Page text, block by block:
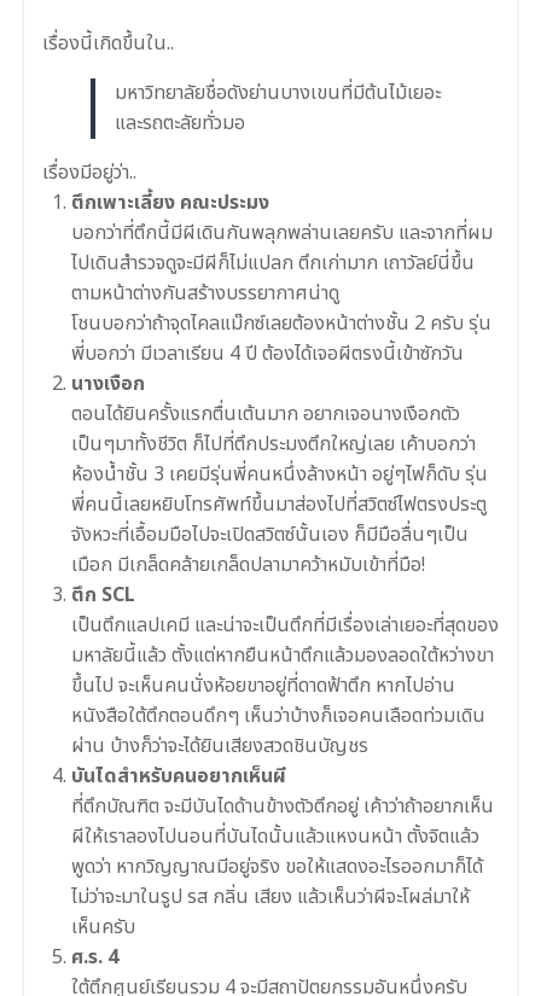
เรื่องนี้เกิดขึ้นใน..
มหาวิทยาลัยชื่อดังย่านบางเขนที่มีต้นไม้เยอะ
และรถตะลัยทั่วมอ
เรื่องมีอยู่ว่า..
ตึกเพาะเลี้ยง คณะประมง
บอกว่าที่ตึกนี้มีผีเดินกันพลุกพล่านเลยครับ และจากที่ผม
ไปเดินสำรวจดูจะมีผีก็ไม่แปลก ตึกเก่ามาก เถาวัลย์นี่ขึ้น
ตามหน้าต่างกันสร้างบรรยากาศน่าดู
โชนบอกว่าถ้าจุดไคลแม๊กซ์เลยต้องหน้าต่างชั้น 2 ครับ รุ่น
พี่บอกว่า มีเวลาเรียน 4 ปี ต้องได้เจอผีตรงนี้เข้าซักวัน
นางเงือก
ตอนได้ยินครั้งแรกตื่นเต้นมาก อยากเจอนางเงือกตัว
เป็นๆมาทั้งชีวิต ก็ไปที่ตึกประมงตึกใหญ่เลย เค้าบอกว่า
ห้องน้ำชั้น 3 เคยมีรุ่นพี่คนหนึ่งล้างหน้า อยู่ๆไฟก็ดับ รุ่น
พี่คนนี้เลยหยิบโทรศัพท์ขึ้นมาส่องไปที่สวิตซ์ไฟตรงประตู
จังหวะที่เอื้อมมือไปจะเปิดสวิตซ์นั้นเอง ก็มีมือลื่นๆเป็น
เมือก มีเกล็ดคล้ายเกล็ดปลามาคว้าหมับเข้าที่มือ!
ตึก SCL
เป็นตึกแลปเคมี และน่าจะเป็นตึกที่มีเรื่องเล่าเยอะที่สุดของ
มหาลัยนี้แล้ว ตั้งแต่หากยืนหน้าตึกแล้วมองลอดใต้หว่างขา
ขึ้นไป จะเห็นคนนั่งห้อยขาอยู่ที่ดาดฟ้าตึก หากไปอ่าน
หนังสือใต้ตึกตอนดึกๆ เห็นว่าบ้างก็เจอคนเลือดท่วมเดิน
ผ่าน บ้างก็ว่าจะได้ยินเสียงสวดชินบัญชร
บันไดสำหรับคนอยากเห็นผี
ที่ตึกบัณฑิต จะมีบันไดด้านข้างตัวตึกอยู่ เค้าว่าถ้าอยากเห็น
ผีให้เราลองไปนอนที่บันไดนั้นแล้วแหงนหน้า ตั้งจิตแล้ว
พูดว่า หากวิญญาณมีอยู่จริง ขอให้แสดงอะไรออกมาก็ได้
ไม่ว่าจะมาในรูป รส กลิ่น เสียง แล้วเห็นว่าผีจะโผล่มาให้
เห็นครับ
ศ.ร. 4
ใต้ตึกศูนย์เรียนรวม 4 จะมีสถาปัตยกรรมอันหนึ่งครับ